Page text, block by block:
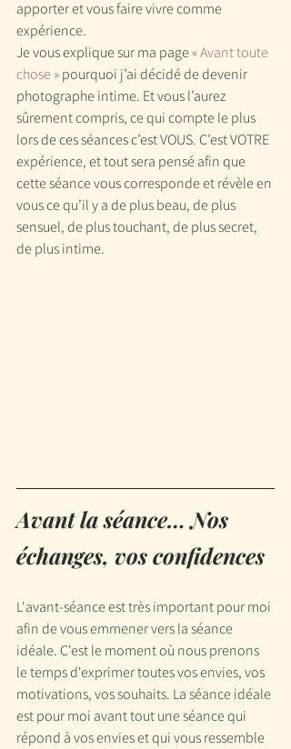
apporter et vous faire vivre comme
expérience.
Je vous explique sur ma page « Avant toute
chose » pourquoi j’ai décidé de devenir
photographe intime. Et vous l’aurez
sûrement compris, ce qui compte le plus
lors de ces séances c’est VOUS. C’est VOTRE
expérience, et tout sera pensé afin que
cette séance vous corresponde et révèle en
vous ce qu’il y a de plus beau, de plus
sensuel, de plus touchant, de plus secret,
de plus intime.
Avant la séance… Nos
échanges, vos confidences
L'avant-séance est très important pour moi
afin de vous emmener vers la séance
idéale. C'est le moment où nous prenons
le temps d'exprimer toutes vos envies, vos
motivations, vos souhaits. La séance idéale
est pour moi avant tout une séance qui
répond à vos envies et qui vous ressemble